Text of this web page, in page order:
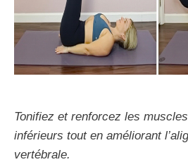
Tonifiez et renforcez les
inférieurs tout en améliorant
vertébrale.